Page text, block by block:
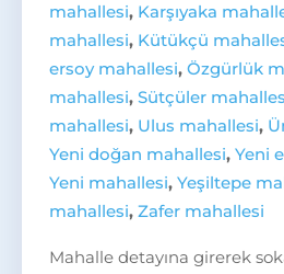
mahallesi, Karşıyaka
mahallesi, Kütükçü
ersoy mahallesi, Özgürlük
mahallesi, Sütçüler
mahallesi, Ulus mahallesi,
Yeni doğan mahallesi, Yeni
Yeni mahallesi, Yeşiltepe
mahallesi, Zafer mahallesi
Mahalle detayına girerek